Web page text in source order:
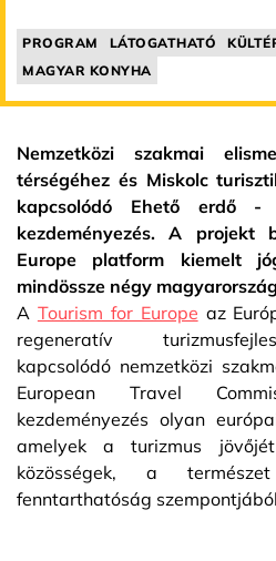
PROGRAM LÁTOGATHATÓ
MAGYAR KONYHA
Nemzetközi szakmai
térségéhez és Miskolc
kapcsolódó Ehető erdő -
kezdeményezés. A projekt
Europe platform kiemelt
mindössze négy
A Tourism for Europe az
regeneratív
kapcsolódó nemzetközi
European Travel
kezdeményezés olyan
amelyek a turizmus
közösségek, a
fenntarthatóság